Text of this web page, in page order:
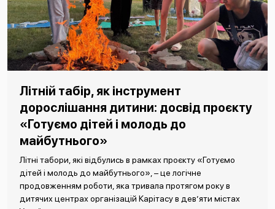
Літній табір, як інструмент
дорослішання дитини: досвід проєкту
«Готуємо дітей і молодь до
майбутнього»
Літні табори, які відбулись в рамках проєкту «Готуємо
дітей і молодь до майбутнього», – це логічне
продовженням роботи, яка тривала протягом року в
дитячих центрах організацій Карітасу в дев’яти містах